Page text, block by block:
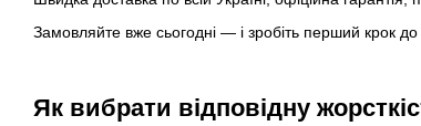
Замовляйте вже сьогодні — і зробіть перший крок до
Як вибрати відповідну